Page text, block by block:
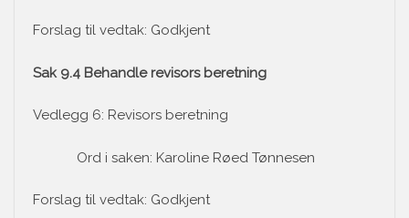
Forslag til vedtak: Godkjent
Sak 9.4 Behandle revisors beretning
Vedlegg 6: Revisors beretning
Ord i saken: Karoline Røed Tønnesen
Forslag til vedtak: Godkjent